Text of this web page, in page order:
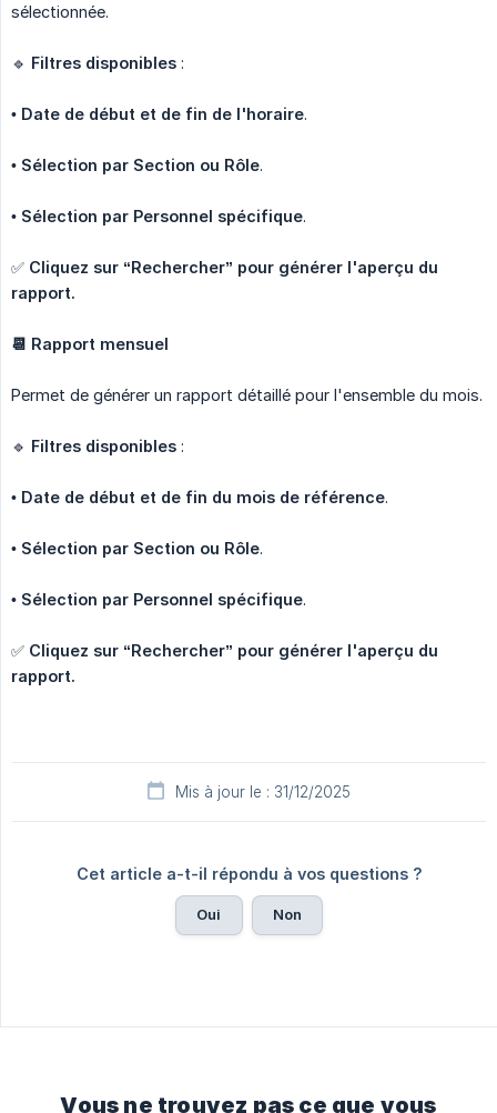
sélectionnée.
🔹 Filtres disponibles :
• Date de début et de fin de l'horaire.
• Sélection par Section ou Rôle.
• Sélection par Personnel spécifique.
✅ Cliquez sur “Rechercher” pour générer l'aperçu du
rapport.
📆 Rapport mensuel
Permet de générer un rapport détaillé pour l'ensemble du mois.
🔹 Filtres disponibles :
• Date de début et de fin du mois de référence.
• Sélection par Section ou Rôle.
• Sélection par Personnel spécifique.
✅ Cliquez sur “Rechercher” pour générer l'aperçu du
rapport.
Mis à jour le : 31/12/2025
Cet article a-t-il répondu à vos questions ?
Oui Non
Vous ne trouvez pas ce que vous